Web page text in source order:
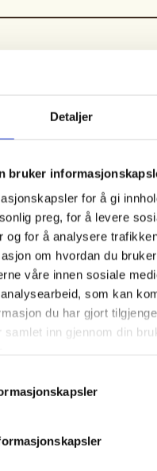
Detaljer
bruker
for å gi
preg, for å levere
og for å analysere
om hvordan du
våre innen sosiale
som kan
du har gjort
samlet inn gjennom din
16.00
JFF
for den dagen
og hold kontakt med